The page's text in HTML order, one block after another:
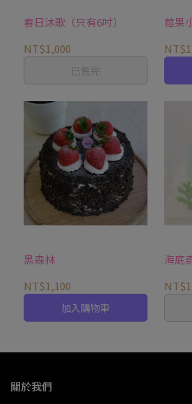
春日沐歌（只有6吋）
NT$1,000
已售完
莓果
黑森林
NT$1,100
加入購物車
海底
關於我們